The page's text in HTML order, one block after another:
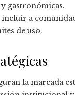
gastronómicas.
incluir a
de uso.
la marcada